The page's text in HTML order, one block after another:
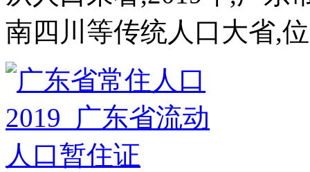
南四川等传统人口大省,